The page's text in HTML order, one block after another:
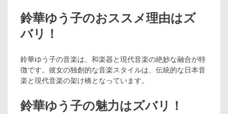
鈴華ゆう子のおススメ理由はズ
バリ！
鈴華ゆう子の音楽は、和楽器と現代音楽の絶妙な融合が特
徴です。彼女の独創的な音楽スタイルは、伝統的な日本音
楽と現代音楽の架け橋となっています。
鈴華ゆう子の魅力はズバリ！